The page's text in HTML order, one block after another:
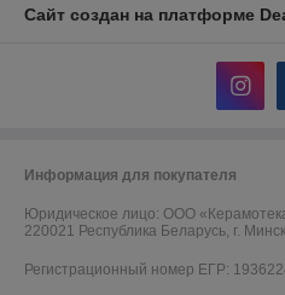
Сайт создан на платформе
Информация для покупателя
Юридическое лицо: ООО
220021 Республика Беларусь, г.
Регистрационный номер ЕГР: